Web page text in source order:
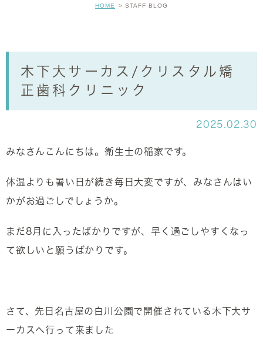
HOME STAFF BLOG
木下大サーカス/クリスタル矯
正歯科クリニック
2025.02.30
みなさんこんにちは。衛生士の稲家です。
体温よりも暑い日が続き毎日大変ですが、みなさんはい
かがお過ごしでしょうか。
まだ8月に入ったばかりですが、早く過ごしやすくなっ
て欲しいと願うばかりです。
さて、先日名古屋の白川公園で開催されている木下大サ
ーカスへ行って来ました